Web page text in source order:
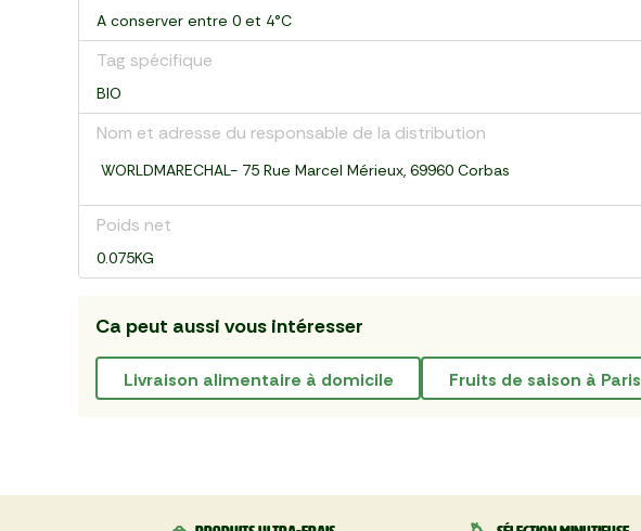
A conserver entre 0 et 4°C
Tag spécifique
BIO
Nom et adresse du responsable de la distribution
WORLDMARECHAL- 75 Rue Marcel Mérieux, 69960 Corbas
Poids net
0.075KG
Ca peut aussi vous intéresser
livraison alimentaire à domicile Fruits de saison à Paris